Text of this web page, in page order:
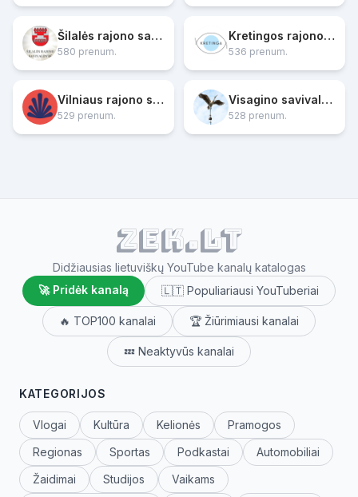
Šilalės rajono savivaldybė
580 prenum.
Kretingos rajono savivaldybė
536 prenum.
Vilniaus rajono savivaldybė
529 prenum.
Visagino savivaldybė
528 prenum.
ZEK.lt
Didžiausias lietuviškų YouTube kanalų katalogas
🚀 Pridėk kanalą
🇱🇹 Populiariausi YouTuberiai
🔥 TOP100 kanalai 🏆 Žiūrimiausi kanalai
💤 Neaktyvūs kanalai
KATEGORIJOS
Vlogai Kultūra Kelionės
Pramogos
Regionas
Sportas Podkastai
Automobiliai
Žaidimai
Studijos
Vaikams